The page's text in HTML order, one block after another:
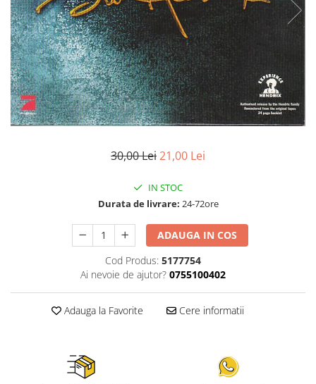
Viniluri Românești
Colecția Electrecord
30,00 Lei21,00 Lei
IN STOC
Durata de livrare: 24-72ore
ADAUGA IN COS
Cod Produs: 5177754
Ai nevoie de ajutor? 0755100402
Adauga la Favorite Cere informatii